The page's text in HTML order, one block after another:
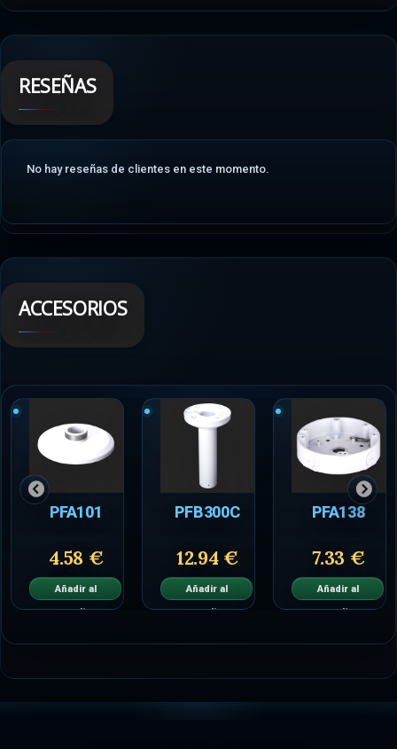
RESEÑAS
No hay reseñas de clientes en este momento.
ACCESORIOS
PFA101
4.58 €
Añadir al
carrito
PFB300C
12.94 €
Añadir al
carrito
PFA138
7.33 €
Añadir al
carrito